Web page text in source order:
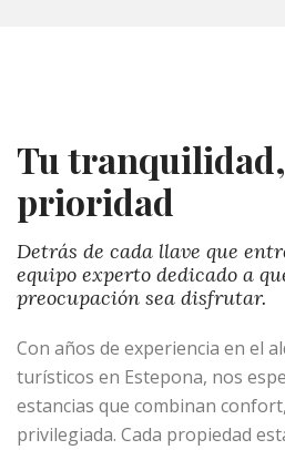
Tu
prioridad
Detrás de cada llave que
equipo experto dedicado a
preocupación sea disfrutar.
Con años de experiencia en el
turísticos en Estepona, nos
estancias que combinan
privilegiada. Cada propiedad